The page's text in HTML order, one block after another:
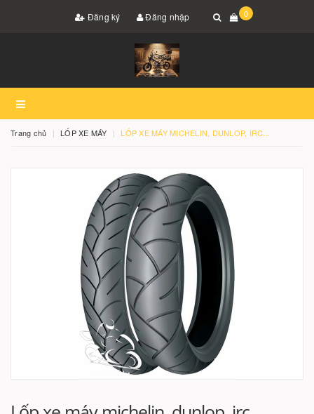
Đăng ký Đăng nhập 0
Trang chủ LỐP XE MÁY LỐP XE MÁY MICHELIN, DUNLOP, IRC...